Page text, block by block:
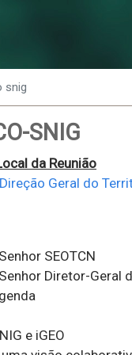
snig
SNIG
da Reunião
Direção Geral do
SEOTCN
Diretor-Geral
e iGEO